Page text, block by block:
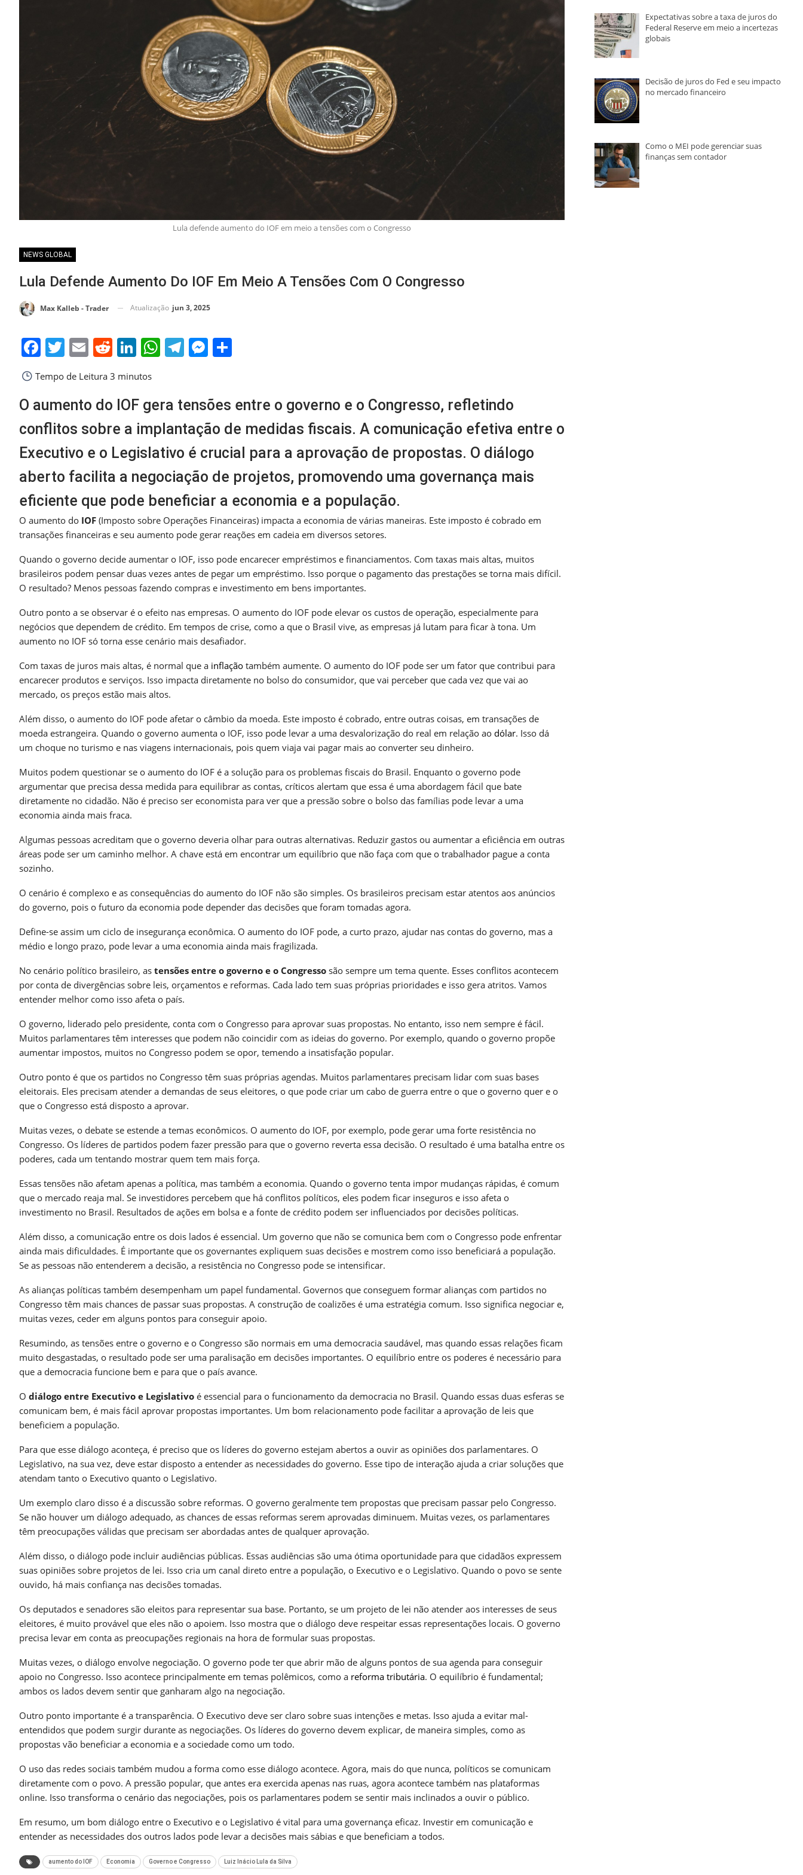
Lula defende aumento do IOF em meio a tensões com o Congresso
NEWS GLOBAL
Lula Defende Aumento Do IOF Em Meio A Tensões Com O Congresso
Max Kalleb - Trader Atualização jun 3, 2025
Facebook
Twitter
EmailReddit
LinkedIn
WhatsApp
Telegram
Messenger
Tempo de Leitura 3 minutos
O aumento do IOF gera tensões entre o governo e o Congresso, refletindo
conflitos sobre a implantação de medidas fiscais. A comunicação efetiva entre o
Executivo e o Legislativo é crucial para a aprovação de propostas. O diálogo
aberto facilita a negociação de projetos, promovendo uma governança mais
eficiente que pode beneficiar a economia e a população.
O aumento do IOF (Imposto sobre Operações Financeiras) impacta a economia de várias maneiras. Este imposto é cobrado em
transações financeiras e seu aumento pode gerar reações em cadeia em diversos setores.
Quando o governo decide aumentar o IOF, isso pode encarecer empréstimos e financiamentos. Com taxas mais altas, muitos
brasileiros podem pensar duas vezes antes de pegar um empréstimo. Isso porque o pagamento das prestações se torna mais difícil.
O resultado? Menos pessoas fazendo compras e investimento em bens importantes.
Outro ponto a se observar é o efeito nas empresas. O aumento do IOF pode elevar os custos de operação, especialmente para
negócios que dependem de crédito. Em tempos de crise, como a que o Brasil vive, as empresas já lutam para ficar à tona. Um
aumento no IOF só torna esse cenário mais desafiador.
Com taxas de juros mais altas, é normal que a inflação também aumente. O aumento do IOF pode ser um fator que contribui para
encarecer produtos e serviços. Isso impacta diretamente no bolso do consumidor, que vai perceber que cada vez que vai ao
mercado, os preços estão mais altos.
Além disso, o aumento do IOF pode afetar o câmbio da moeda. Este imposto é cobrado, entre outras coisas, em transações de
moeda estrangeira. Quando o governo aumenta o IOF, isso pode levar a uma desvalorização do real em relação ao dólar. Isso dá
um choque no turismo e nas viagens internacionais, pois quem viaja vai pagar mais ao converter seu dinheiro.
Muitos podem questionar se o aumento do IOF é a solução para os problemas fiscais do Brasil. Enquanto o governo pode
argumentar que precisa dessa medida para equilibrar as contas, críticos alertam que essa é uma abordagem fácil que bate
diretamente no cidadão. Não é preciso ser economista para ver que a pressão sobre o bolso das famílias pode levar a uma
economia ainda mais fraca.
Algumas pessoas acreditam que o governo deveria olhar para outras alternativas. Reduzir gastos ou aumentar a eficiência em outras
áreas pode ser um caminho melhor. A chave está em encontrar um equilíbrio que não faça com que o trabalhador pague a conta
sozinho.
O cenário é complexo e as consequências do aumento do IOF não são simples. Os brasileiros precisam estar atentos aos anúncios
do governo, pois o futuro da economia pode depender das decisões que foram tomadas agora.
Define-se assim um ciclo de insegurança econômica. O aumento do IOF pode, a curto prazo, ajudar nas contas do governo, mas a
médio e longo prazo, pode levar a uma economia ainda mais fragilizada.
No cenário político brasileiro, as tensões entre o governo e o Congresso são sempre um tema quente. Esses conflitos acontecem
por conta de divergências sobre leis, orçamentos e reformas. Cada lado tem suas próprias prioridades e isso gera atritos. Vamos
entender melhor como isso afeta o país.
O governo, liderado pelo presidente, conta com o Congresso para aprovar suas propostas. No entanto, isso nem sempre é fácil.
Muitos parlamentares têm interesses que podem não coincidir com as ideias do governo. Por exemplo, quando o governo propõe
aumentar impostos, muitos no Congresso podem se opor, temendo a insatisfação popular.
Outro ponto é que os partidos no Congresso têm suas próprias agendas. Muitos parlamentares precisam lidar com suas bases
eleitorais. Eles precisam atender a demandas de seus eleitores, o que pode criar um cabo de guerra entre o que o governo quer e o
que o Congresso está disposto a aprovar.
Muitas vezes, o debate se estende a temas econômicos. O aumento do IOF, por exemplo, pode gerar uma forte resistência no
Congresso. Os líderes de partidos podem fazer pressão para que o governo reverta essa decisão. O resultado é uma batalha entre os
poderes, cada um tentando mostrar quem tem mais força.
Essas tensões não afetam apenas a política, mas também a economia. Quando o governo tenta impor mudanças rápidas, é comum
que o mercado reaja mal. Se investidores percebem que há conflitos políticos, eles podem ficar inseguros e isso afeta o
investimento no Brasil. Resultados de ações em bolsa e a fonte de crédito podem ser influenciados por decisões políticas.
Além disso, a comunicação entre os dois lados é essencial. Um governo que não se comunica bem com o Congresso pode enfrentar
ainda mais dificuldades. É importante que os governantes expliquem suas decisões e mostrem como isso beneficiará a população.
Se as pessoas não entenderem a decisão, a resistência no Congresso pode se intensificar.
As alianças políticas também desempenham um papel fundamental. Governos que conseguem formar alianças com partidos no
Congresso têm mais chances de passar suas propostas. A construção de coalizões é uma estratégia comum. Isso significa negociar e,
muitas vezes, ceder em alguns pontos para conseguir apoio.
Resumindo, as tensões entre o governo e o Congresso são normais em uma democracia saudável, mas quando essas relações ficam
muito desgastadas, o resultado pode ser uma paralisação em decisões importantes. O equilíbrio entre os poderes é necessário para
que a democracia funcione bem e para que o país avance.
O diálogo entre Executivo e Legislativo é essencial para o funcionamento da democracia no Brasil. Quando essas duas esferas se
comunicam bem, é mais fácil aprovar propostas importantes. Um bom relacionamento pode facilitar a aprovação de leis que
beneficiem a população.
Para que esse diálogo aconteça, é preciso que os líderes do governo estejam abertos a ouvir as opiniões dos parlamentares. O
Legislativo, na sua vez, deve estar disposto a entender as necessidades do governo. Esse tipo de interação ajuda a criar soluções que
atendam tanto o Executivo quanto o Legislativo.
Um exemplo claro disso é a discussão sobre reformas. O governo geralmente tem propostas que precisam passar pelo Congresso.
Se não houver um diálogo adequado, as chances de essas reformas serem aprovadas diminuem. Muitas vezes, os parlamentares
têm preocupações válidas que precisam ser abordadas antes de qualquer aprovação.
Além disso, o diálogo pode incluir audiências públicas. Essas audiências são uma ótima oportunidade para que cidadãos expressem
suas opiniões sobre projetos de lei. Isso cria um canal direto entre a população, o Executivo e o Legislativo. Quando o povo se sente
ouvido, há mais confiança nas decisões tomadas.
Os deputados e senadores são eleitos para representar sua base. Portanto, se um projeto de lei não atender aos interesses de seus
eleitores, é muito provável que eles não o apoiem. Isso mostra que o diálogo deve respeitar essas representações locais. O governo
precisa levar em conta as preocupações regionais na hora de formular suas propostas.
Muitas vezes, o diálogo envolve negociação. O governo pode ter que abrir mão de alguns pontos de sua agenda para conseguir
apoio no Congresso. Isso acontece principalmente em temas polêmicos, como a reforma tributária. O equilíbrio é fundamental;
ambos os lados devem sentir que ganharam algo na negociação.
Outro ponto importante é a transparência. O Executivo deve ser claro sobre suas intenções e metas. Isso ajuda a evitar mal-
entendidos que podem surgir durante as negociações. Os líderes do governo devem explicar, de maneira simples, como as
propostas vão beneficiar a economia e a sociedade como um todo.
O uso das redes sociais também mudou a forma como esse diálogo acontece. Agora, mais do que nunca, políticos se comunicam
diretamente com o povo. A pressão popular, que antes era exercida apenas nas ruas, agora acontece também nas plataformas
online. Isso transforma o cenário das negociações, pois os parlamentares podem se sentir mais inclinados a ouvir o público.
Em resumo, um bom diálogo entre o Executivo e o Legislativo é vital para uma governança eficaz. Investir em comunicação e
entender as necessidades dos outros lados pode levar a decisões mais sábias e que beneficiam a todos.
aumento do IOF Economia Governo e Congresso Luiz Inácio Lula da Silva
Expectativas sobre a taxa de juros do
Federal Reserve em meio a incertezas
globais
Decisão de juros do Fed e seu impacto
no mercado financeiro
Como o MEI pode gerenciar suas
finanças sem contador